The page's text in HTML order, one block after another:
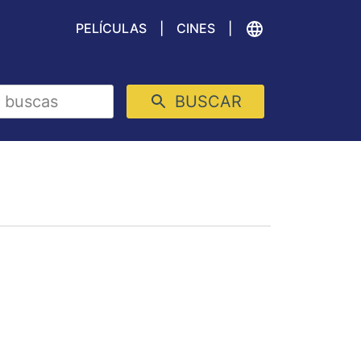
PELÍCULAS CINES
BUSCAR